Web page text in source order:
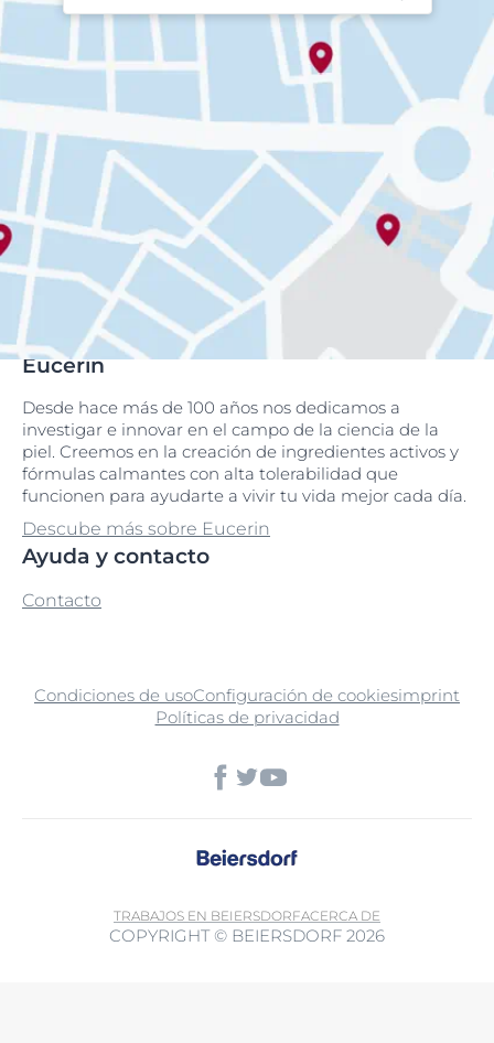
Eucerin
Desde hace más de 100 años nos dedicamos a
investigar e innovar en el campo de la ciencia de la
piel. Creemos en la creación de ingredientes activos y
fórmulas calmantes con alta tolerabilidad que
funcionen para ayudarte a vivir tu vida mejor cada día.
Descube más sobre Eucerin
Ayuda y contacto
Contacto
Condiciones de usoConfiguración de cookiesimprint
Políticas de privacidad
TRABAJOS EN BEIERSDORFACERCA DE
COPYRIGHT © BEIERSDORF 2026